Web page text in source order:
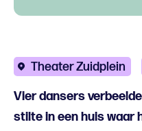
Theater Zuidplein
Vier dansers
stilte in een huis waar